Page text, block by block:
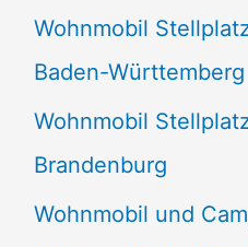
Wohnmobil
Baden-Württemberg
Wohnmobil
Brandenburg
Wohnmobil und